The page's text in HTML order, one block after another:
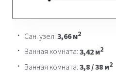
Сан. узел:3,66 м2
Ванная комната:3,42 м2
Ванная комната:3,8 / 38 м2